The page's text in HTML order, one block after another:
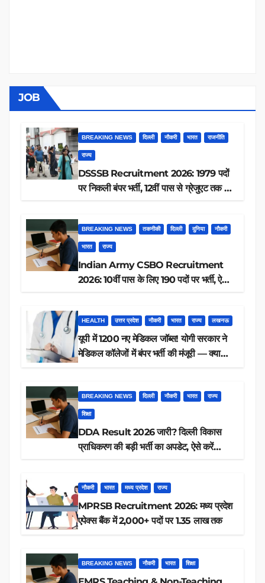
JOB
BREAKING NEWS दिल्ली नौकरी भारत राजनीति
राज्य
DSSSB Recruitment 2026: 1979 पदों
पर निकली बंपर भर्ती, 12वीं पास से ग्रेजुएट तक करें
BREAKING NEWS तकनीकी दिल्ली दुनिया नौकरी
भारत राज्य
Indian Army CSBO Recruitment
2026: 10वीं पास के लिए 190 पदों पर भर्ती, ऐसे
HEALTH उत्तर प्रदेश नौकरी भारत राज्य लखनऊ
यूपी में 1200 नए मेडिकल जॉब्स! योगी सरकार ने
मेडिकल कॉलेजों में बंपर भर्ती की मंजूरी — क्या
BREAKING NEWS दिल्ली नौकरी भारत राज्य
शिक्षा
DDA Result 2026 जारी? दिल्ली विकास
प्राधिकरण की बड़ी भर्ती का अपडेट, ऐसे करें
नौकरी भारत मध्य प्रदेश राज्य
MPRSB Recruitment 2026: मध्य प्रदेश
एपेक्स बैंक में 2,000+ पदों पर 1.35 लाख तक
BREAKING NEWS नौकरी भारत शिक्षा